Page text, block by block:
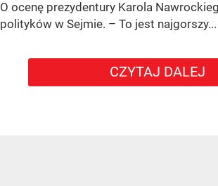
O ocenę prezydentury Karola
polityków w Sejmie. – To jest najgorszy...
CZYTAJ DALEJ